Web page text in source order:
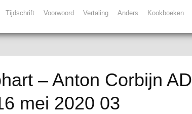
Tijdschrift Voorwoord Vertaling Anders Kookboeken
– Anton Corbijn AD
mei 2020 03